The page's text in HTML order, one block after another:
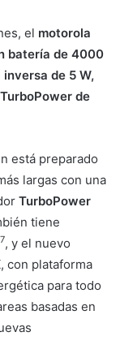
el motorola
batería de 4000
de 5 W,
de
está preparado
largas con una
TurboPower
tiene
7, y el nuevo
, con plataforma
para todo
basadas en